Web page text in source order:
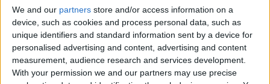
We and our partners store and/or access information on a
device, such as cookies and process personal data, such as
unique identifiers and standard information sent by a device for
personalised advertising and content, advertising and content
measurement, audience research and services development.
With your permission we and our partners may use precise